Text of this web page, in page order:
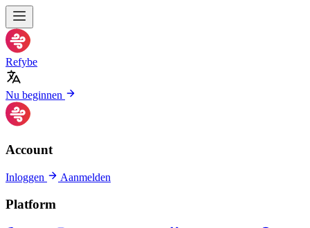
Refybe
Nu beginnen
Account
Inloggen Aanmelden
Platform